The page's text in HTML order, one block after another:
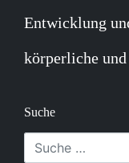
Entwicklung
körperliche
Suche
Suche